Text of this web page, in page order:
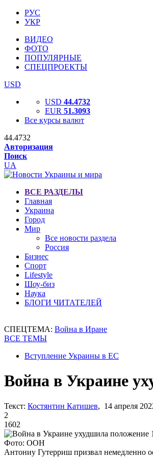
РУС
УКР
ВИДЕО
ФОТО
ПОПУЛЯРНЫЕ
СПЕЦПРОЕКТЫ
USD
USD 44.4732
EUR 51.3093
Все курсы валют
44.4732
Авторизация
Поиск
UA
ВСЕ РАЗДЕЛЫ
Главная
Украина
Город
Мир
Все новости раздела
Россия
Бизнес
Спорт
Lifestyle
Шоу-биз
Наука
БЛОГИ ЧИТАТЕЛЕЙ
СПЕЦТЕМА: Война в Иране
ВСЕ ТЕМЫ
Вступление Украины в ЕС
Война в Украине
Текст: Костянтин Катишев, 14 апреля
2
1602
Фото: ООН
Антониу Гутерриш призвал немедленно